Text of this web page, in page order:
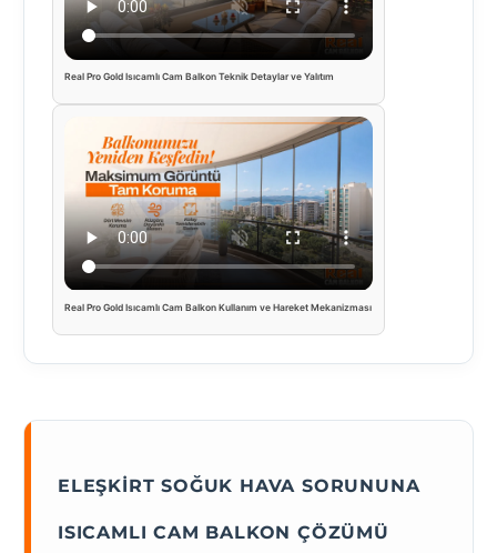
Real Pro Gold Isıcamlı Cam Balkon Teknik Detaylar ve Yalıtım
Real Pro Gold Isıcamlı Cam Balkon Kullanım ve Hareket Mekanizması
ELEŞKIRT SOĞUK HAVA SORUNUNA
ISICAMLI CAM BALKON ÇÖZÜMÜ